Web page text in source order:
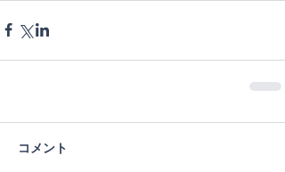
コメント